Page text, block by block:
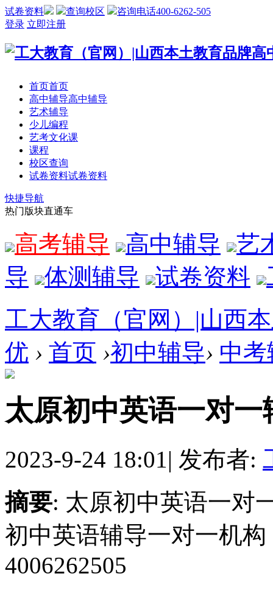
试卷资料 查询校区
咨询电话400-6262-505
登录 立即注册
首页首页
高中辅导高中辅导
艺术辅导
少儿编程
艺考文化课
课程
校区查询
试卷资料试卷资料
快捷导航
热门版块直通车
高考辅导 高中辅导
艺
导
体测辅导 试卷资料
工大教育（官网）|山西
优 › 首页 ›初中辅导› 中
太原初中英语一对
2023-9-24 18:01| 发布者:
摘要: 太原初中英语一对
初中英语辅导一对一机
4006262505